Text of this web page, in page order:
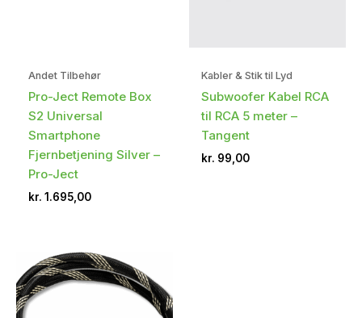
Andet Tilbehør
Pro-Ject Remote Box
S2 Universal
Smartphone
Fjernbetjening Silver –
Pro-Ject
kr. 1.695,00
Kabler & Stik til Lyd
Subwoofer Kabel RCA
til RCA 5 meter –
Tangent
kr. 99,00